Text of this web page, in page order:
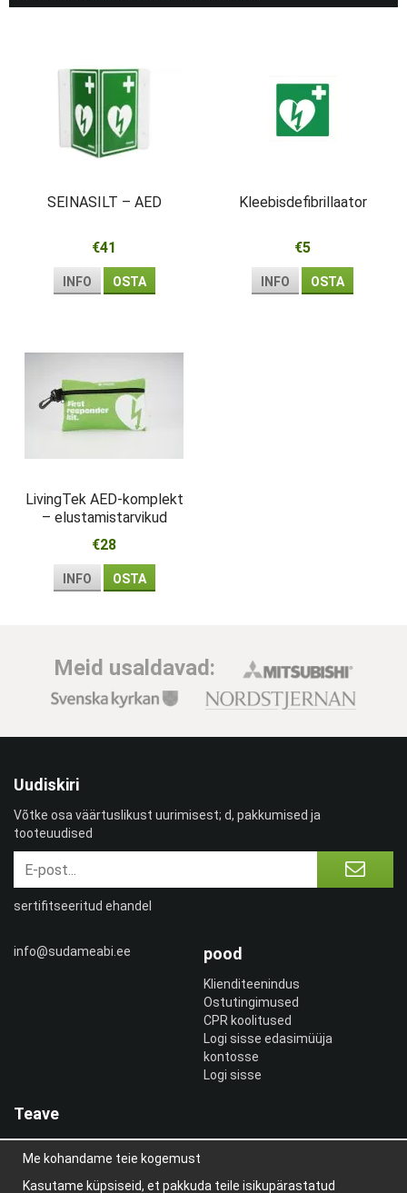
SEINASILT – AED
€41
INFO OSTA
Kleebisdefibrillaator
€5
INFO OSTA
LivingTek AED-komplekt
– elustamistarvikud
esmareageerijale
€28
INFO OSTA
Meid usaldavad:
info@sudameabi.ee pood
Klienditeenindus
Ostutingimused
CPR koolitused
Logi sisse edasimüüja
kontosse
Logi sisse
Teave
Meist
uudiskiri
Teave küpsiste kohta
Uudiskiri
Võtke osa väärtuslikust uurimisest; d, pakkumised ja
tooteuudised
sertifitseeritud ehandel
Me kohandame teie kogemust
Kasutame küpsiseid, et pakkuda teile isikupärastatud